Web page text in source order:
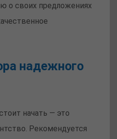
о своих предложениях
надежного
начать — это
Рекомендуется